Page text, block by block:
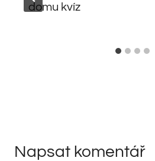
domu kvíz
Napsat komentář